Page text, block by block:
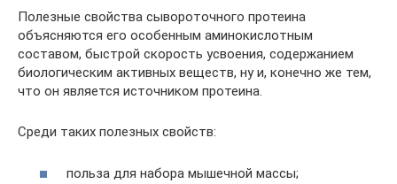
Полезные свойства сывороточного протеина
объясняются его особенным аминокислотным
составом, быстрой скорость усвоения, содержанием
биологическим активных веществ, ну и, конечно же тем,
что он является источником протеина.
Среди таких полезных свойств:
польза для набора мышечной массы;